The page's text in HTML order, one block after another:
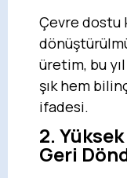
Çevre dostu
üretim, bu
şık hem
ifadesi.
2.
Geri